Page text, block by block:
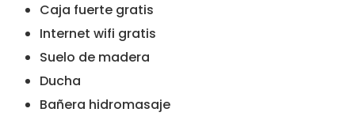
Caja fuerte gratis
Internet wifi gratis
Suelo de madera
Ducha
Bañera hidromasaje